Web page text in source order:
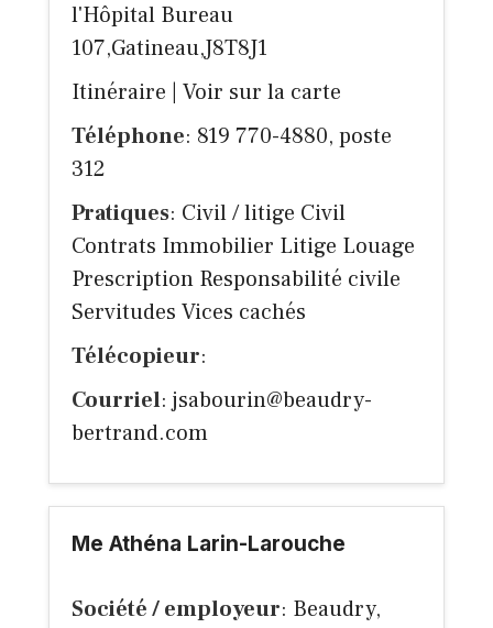
l'Hôpital Bureau
107,Gatineau,J8T8J1
Itinéraire
Voir sur la carte
Téléphone: 819 770-4880, poste
312
Pratiques: Civil / litige Civil
Contrats Immobilier Litige Louage
Prescription Responsabilité civile
Servitudes Vices cachés
Télécopieur:
Courriel:jsabourin@beaudry-
bertrand.com
Me Athéna Larin-Larouche
Société / employeur: Beaudry,